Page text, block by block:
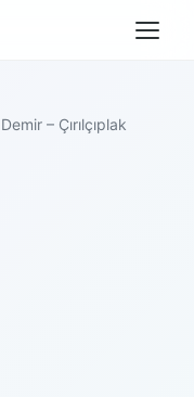
– Çırılçıplak